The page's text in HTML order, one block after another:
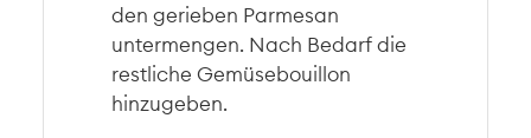
den gerieben Parmesan
untermengen. Nach Bedarf die
restliche Gemüsebouillon
hinzugeben.